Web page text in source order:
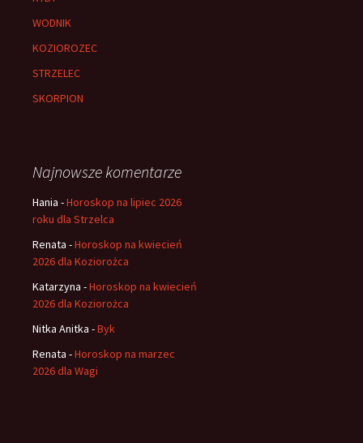
WODNIK
KOZIOROZEC
STRZELEC
SKORPION
Najnowsze komentarze
Hania -Horoskop na lipiec 2026
roku dla Strzelca
Renata -Horoskop na kwiecień
2026 dla Koziorożca
Katarzyna -Horoskop na kwiecień
2026 dla Koziorożca
Nitka Anitka -Byk
Renata -Horoskop na marzec
2026 dla Wagi